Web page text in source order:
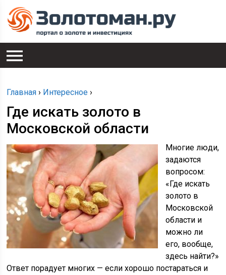
Главная › Интересное ›
Где искать золото в
Московской области
Многие люди,
задаются
вопросом:
«Где искать
золото в
Московской
области и
можно ли
его, вообще,
здесь найти?»
Ответ порадует многих — если хорошо постараться и